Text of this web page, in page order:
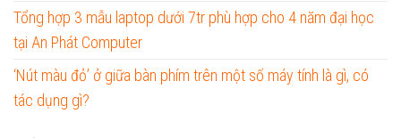
Tổng hợp 3 mẫu laptop dưới 7tr phù hợp cho 4 năm đại học
tại An Phát Computer
‘Nút màu đỏ’ ở giữa bàn phím trên một số máy tính là gì, có
tác dụng gì?